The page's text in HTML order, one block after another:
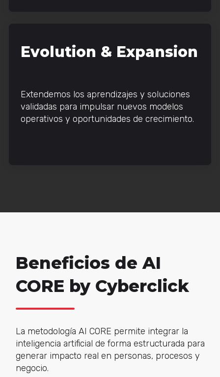
Evolution & Expansion
Extendemos los aprendizajes y soluciones
validadas para impulsar nuevos modelos
operativos y oportunidades de crecimiento.
Beneficios de AI
CORE by Cyberclick
La metodología AI CORE permite integrar la
inteligencia artificial de forma estructurada para
generar impacto real en personas, procesos y
negocio.